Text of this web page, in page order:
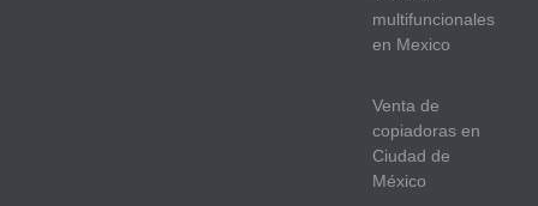
multifuncionales
en Mexico
Venta de
copiadoras en
Ciudad de
México